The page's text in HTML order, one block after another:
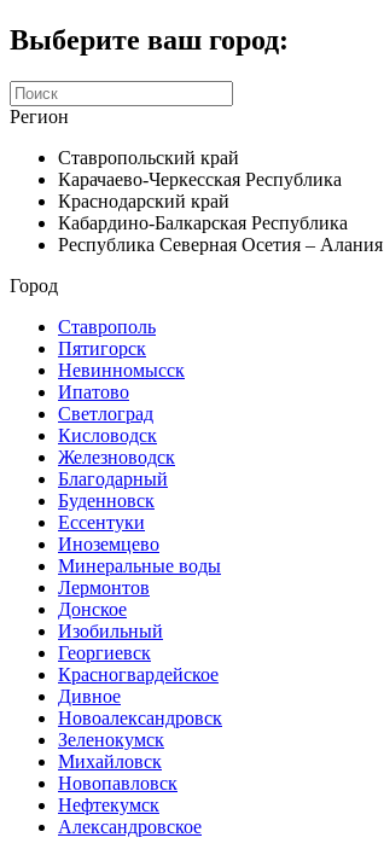
Выберите ваш город:
Регион
Ставропольский край
Карачаево-Черкесская Республика
Краснодарский край
Кабардино-Балкарская Республика
Республика Северная Осетия – Алания
Город
Ставрополь
Пятигорск
Невинномысск
Ипатово
Светлоград
Кисловодск
Железноводск
Благодарный
Буденновск
Ессентуки
Иноземцево
Минеральные воды
Лермонтов
Донское
Изобильный
Георгиевск
Красногвардейское
Дивное
Новоалександровск
Зеленокумск
Михайловск
Новопавловск
Нефтекумск
Александровское